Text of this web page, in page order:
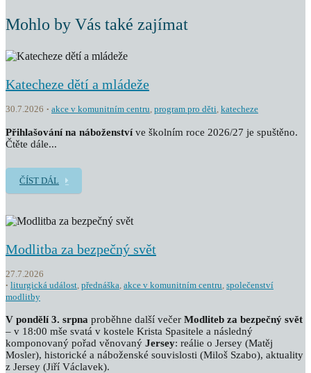
Mohlo by Vás také zajímat
Katecheze dětí a mládeže
30.7.2026 akce v komunitním centru, program pro děti, katecheze
Přihlašování na náboženstvíve školním roce 2026/27 je spuštěno.
Čtěte dále...
ČÍST DÁL
Modlitba za bezpečný svět
27.7.2026
liturgická událost, přednáška, akce v komunitním centru, společenství
modlitby
V pondělí 3. srpna proběhne další večer Modliteb za bezpečný svět
– v 18:00 mše svatá v kostele Krista Spasitele a následný
komponovaný pořad věnovaný Jersey: reálie o Jersey (Matěj
Mosler), historické a náboženské souvislosti (Miloš Szabo), aktuality
z Jersey (Jiří Václavek).